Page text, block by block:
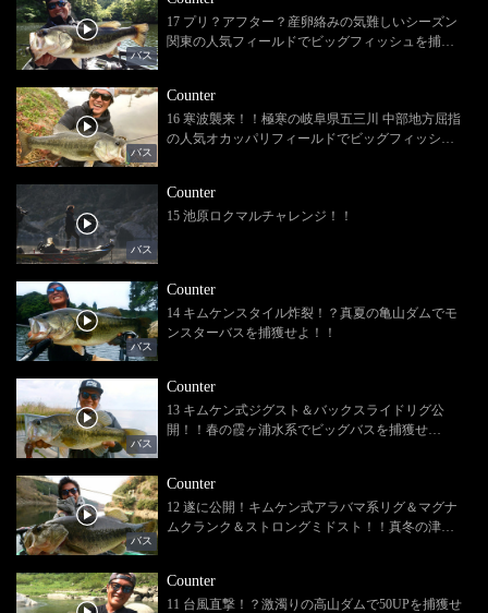
バス
17 プリ？アフター？産卵絡みの気難しいシーズン
関東の人気フィールドでビッグフィッシュを捕獲
バス
Counter
16 寒波襲来！！極寒の岐阜県五三川 中部地方屈指
の人気オカッパリフィールドでビッグフィッシュ
バス
Counter
15 池原ロクマルチャレンジ！！
バス
Counter
14 キムケンスタイル炸裂！？真夏の亀山ダムでモ
ンスターバスを捕獲せよ！！
バス
Counter
13 キムケン式ジグスト＆バックスライドリグ公
開！！春の霞ヶ浦水系でビッグバスを捕獲せ
バス
Counter
12 遂に公開！キムケン式アラバマ系リグ＆マグナ
ムクランク＆ストロングミドスト！！真冬の津風
Counter
11 台風直撃！？激濁りの高山ダムで50UPを捕獲せ